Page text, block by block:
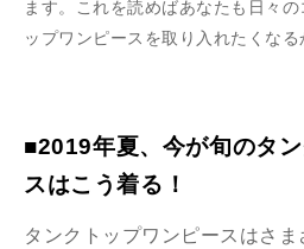
ます。これを読めばあなたも日々
ップワンピースを取り入れたくなる
■2019年夏、今が旬のタ
スはこう着る！
タンクトップワンピースはさ